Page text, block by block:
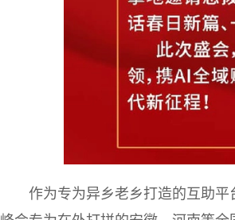
作为专为异乡老乡打造的互助